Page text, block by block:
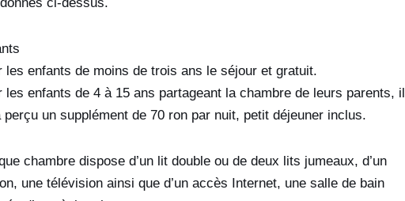
les enfants de moins de trois ans le séjour et gratuit.
les enfants de 4 à 15 ans partageant la chambre de leurs parents, il
perçu un supplément de 70 ron par nuit, petit déjeuner inclus.
chambre dispose d’un lit double ou de deux lits jumeaux, d’un
une télévision ainsi que d’un accès Internet, une salle de bain